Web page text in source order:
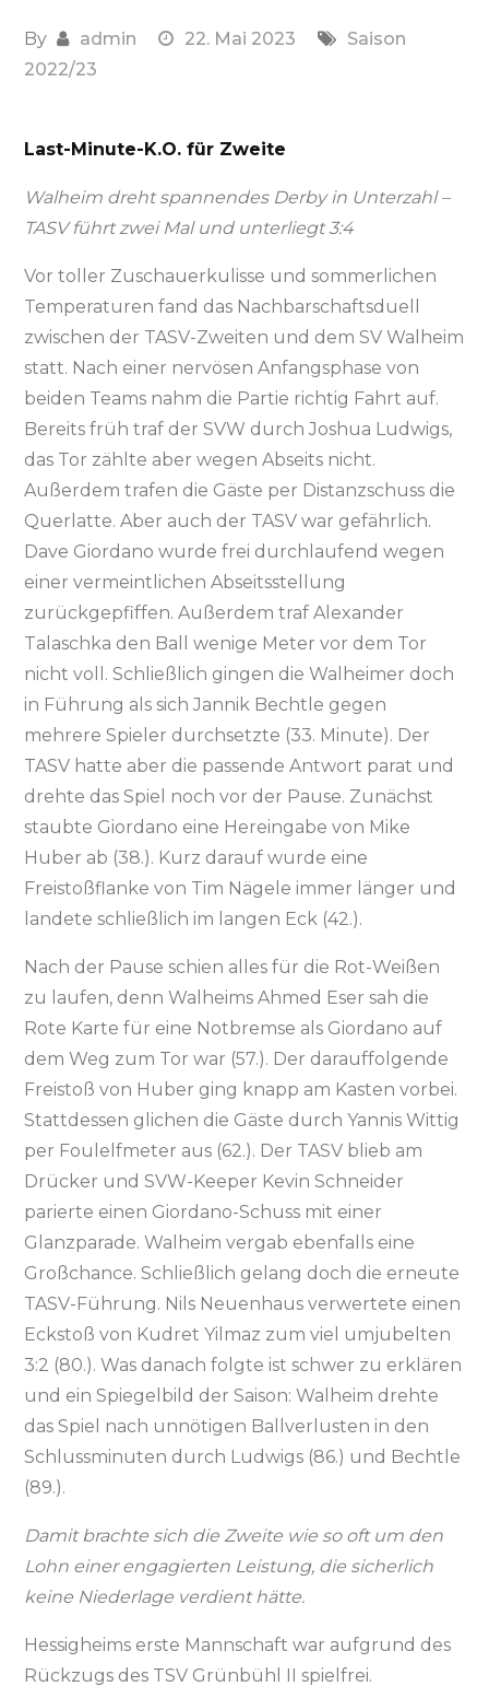
By admin 22. Mai 2023
Saison
2022/23
Last-Minute-K.O. für Zweite
Walheim dreht spannendes Derby in Unterzahl –
TASV führt zwei Mal und unterliegt 3:4
Vor toller Zuschauerkulisse und sommerlichen
Temperaturen fand das Nachbarschaftsduell
zwischen der TASV-Zweiten und dem SV Walheim
statt. Nach einer nervösen Anfangsphase von
beiden Teams nahm die Partie richtig Fahrt auf.
Bereits früh traf der SVW durch Joshua Ludwigs,
das Tor zählte aber wegen Abseits nicht.
Außerdem trafen die Gäste per Distanzschuss die
Querlatte. Aber auch der TASV war gefährlich.
Dave Giordano wurde frei durchlaufend wegen
einer vermeintlichen Abseitsstellung
zurückgepfiffen. Außerdem traf Alexander
Talaschka den Ball wenige Meter vor dem Tor
nicht voll. Schließlich gingen die Walheimer doch
in Führung als sich Jannik Bechtle gegen
mehrere Spieler durchsetzte (33. Minute). Der
TASV hatte aber die passende Antwort parat und
drehte das Spiel noch vor der Pause. Zunächst
staubte Giordano eine Hereingabe von Mike
Huber ab (38.). Kurz darauf wurde eine
Freistoßflanke von Tim Nägele immer länger und
landete schließlich im langen Eck (42.).
Nach der Pause schien alles für die Rot-Weißen
zu laufen, denn Walheims Ahmed Eser sah die
Rote Karte für eine Notbremse als Giordano auf
dem Weg zum Tor war (57.). Der darauffolgende
Freistoß von Huber ging knapp am Kasten vorbei.
Stattdessen glichen die Gäste durch Yannis Wittig
per Foulelfmeter aus (62.). Der TASV blieb am
Drücker und SVW-Keeper Kevin Schneider
parierte einen Giordano-Schuss mit einer
Glanzparade. Walheim vergab ebenfalls eine
Großchance. Schließlich gelang doch die erneute
TASV-Führung. Nils Neuenhaus verwertete einen
Eckstoß von Kudret Yilmaz zum viel umjubelten
3:2 (80.). Was danach folgte ist schwer zu erklären
und ein Spiegelbild der Saison: Walheim drehte
das Spiel nach unnötigen Ballverlusten in den
Schlussminuten durch Ludwigs (86.) und Bechtle
(89.).
Damit brachte sich die Zweite wie so oft um den
Lohn einer engagierten Leistung, die sicherlich
keine Niederlage verdient hätte.
Hessigheims erste Mannschaft war aufgrund des
Rückzugs des TSV Grünbühl II spielfrei.